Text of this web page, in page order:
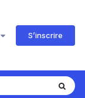
S’inscrire